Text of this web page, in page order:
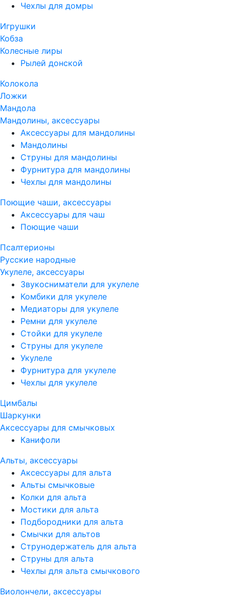
Чехлы для домры
Игрушки
Кобза
Колесные лиры
Рылей донской
Колокола
Ложки
Мандола
Мандолины, аксессуары
Аксессуары для мандолины
Мандолины
Струны для мандолины
Фурнитура для мандолины
Чехлы для мандолины
Поющие чаши, аксессуары
Аксессуары для чаш
Поющие чаши
Псалтерионы
Русские народные
Укулеле, аксессуары
Звукосниматели для укулеле
Комбики для укулеле
Медиаторы для укулеле
Ремни для укулеле
Стойки для укулеле
Струны для укулеле
Укулеле
Фурнитура для укулеле
Чехлы для укулеле
Цимбалы
Шаркунки
Аксессуары для смычковых
Канифоли
Альты, аксессуары
Аксессуары для альта
Альты смычковые
Колки для альта
Мостики для альта
Подбородники для альта
Смычки для альтов
Струнодержатель для альта
Струны для альта
Чехлы для альта смычкового
Виолончели, аксессуары